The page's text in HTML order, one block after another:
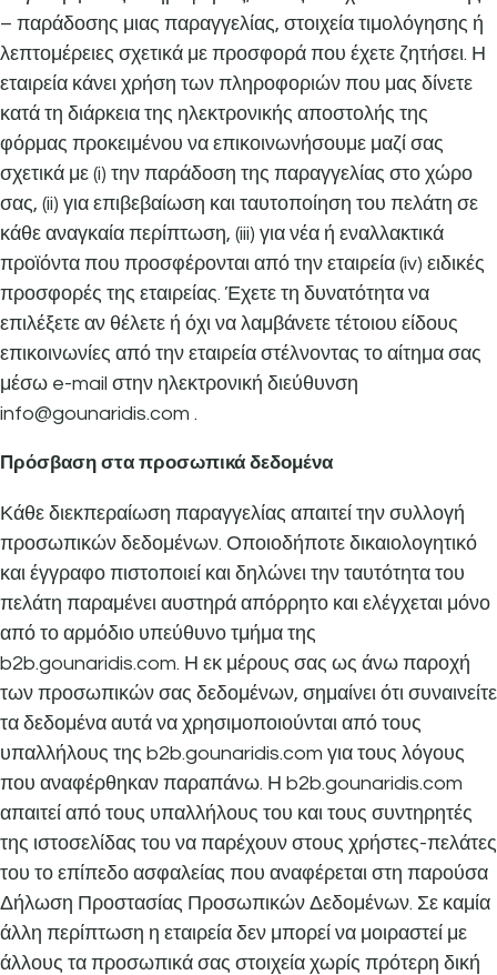
– παράδοσης μιας παραγγελίας, στοιχεία τιμολόγησης ή
λεπτομέρειες σχετικά με προσφορά που έχετε ζητήσει. Η
εταιρεία κάνει χρήση των πληροφοριών που μας δίνετε
κατά τη διάρκεια της ηλεκτρονικής αποστολής της
φόρμας προκειμένου να επικοινωνήσουμε μαζί σας
σχετικά με (i) την παράδοση της παραγγελίας στο χώρο
σας, (ii) για επιβεβαίωση και ταυτοποίηση του πελάτη σε
κάθε αναγκαία περίπτωση, (iii) για νέα ή εναλλακτικά
προϊόντα που προσφέρονται από την εταιρεία (iv) ειδικές
προσφορές της εταιρείας. Έχετε τη δυνατότητα να
επιλέξετε αν θέλετε ή όχι να λαμβάνετε τέτοιου είδους
επικοινωνίες από την εταιρεία στέλνοντας το αίτημα σας
μέσω e-mail στην ηλεκτρονική διεύθυνση
info@gounaridis.com .
Πρόσβαση στα προσωπικά δεδομένα
Κάθε διεκπεραίωση παραγγελίας απαιτεί την συλλογή
προσωπικών δεδομένων. Οποιοδήποτε δικαιολογητικό
και έγγραφο πιστοποιεί και δηλώνει την ταυτότητα του
πελάτη παραμένει αυστηρά απόρρητο και ελέγχεται μόνο
από το αρμόδιο υπεύθυνο τμήμα της
b2b.gounaridis.com. Η εκ μέρους σας ως άνω παροχή
των προσωπικών σας δεδομένων, σημαίνει ότι συναινείτε
τα δεδομένα αυτά να χρησιμοποιούνται από τους
υπαλλήλους της b2b.gounaridis.com για τους λόγους
που αναφέρθηκαν παραπάνω. Η b2b.gounaridis.com
απαιτεί από τους υπαλλήλους του και τους συντηρητές
της ιστοσελίδας του να παρέχουν στους χρήστες-πελάτες
του το επίπεδο ασφαλείας που αναφέρεται στη παρούσα
Δήλωση Προστασίας Προσωπικών Δεδομένων. Σε καμία
άλλη περίπτωση η εταιρεία δεν μπορεί να μοιραστεί με
άλλους τα προσωπικά σας στοιχεία χωρίς πρότερη δική